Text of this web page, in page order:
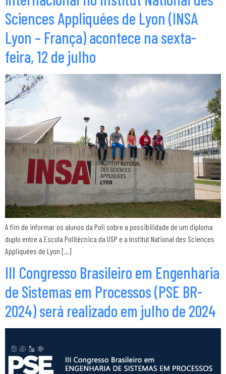
Sciences Appliquées de Lyon (INSA
Lyon – França) acontece na sexta-
feira, 12 de julho
A fim de informar os alunos da Poli sobre a possibilidade de um diploma
duplo entre a Escola Politécnica da USP e a Institut National des Sciences
Appliquées de Lyon […]
III Congresso Brasileiro em Engenharia
de Sistemas em Processos (PSE BR-
2024) será realizado em julho de 2024